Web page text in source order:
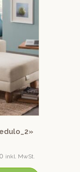
inkl. MwSt.